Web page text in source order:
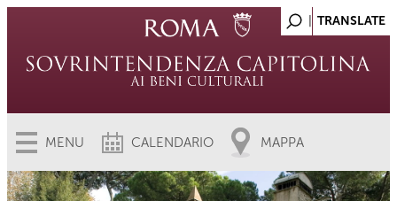
MENU CALENDARIO MAPPA